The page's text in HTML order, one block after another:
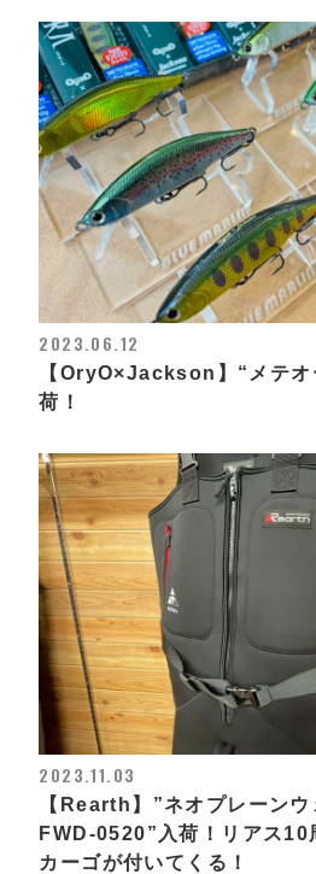
2023.06.12
【OryO×Jackson】“メテオ
荷！
2023.11.03
【Rearth】”ネオプレーン
FWD-0520”入荷！リアス10
カーゴが付いてくる！